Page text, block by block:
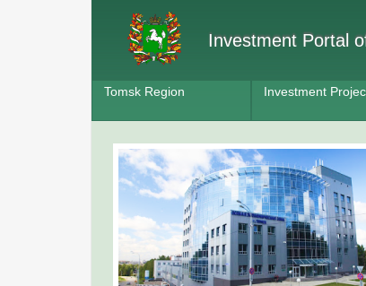
Investment Portal
Tomsk Region Investment